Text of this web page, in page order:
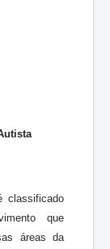
classificado
que
áreas da